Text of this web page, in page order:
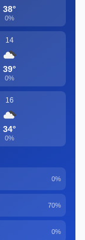
38°
0%
14
39°
0%
16
34°
0%
0%
70%
0%